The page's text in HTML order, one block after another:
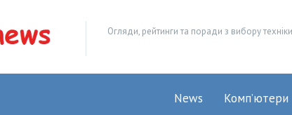
Огляди, рейтинги та поради з вибору
News Комп’ютери